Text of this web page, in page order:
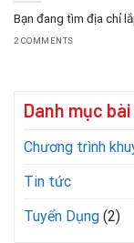
Danh mục
Chương trình
Tin tức
Tuyển Dụng (2)
Bạn đang tìm địa chỉ
2 COMMENTS